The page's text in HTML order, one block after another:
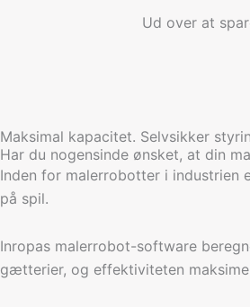
Ud over at
Maksimal kapacitet. Selvsikker
Har du nogensinde ønsket, at din
Inden for malerrobotter i industrien
på spil.
Inropas malerrobot-software
gætterier, og effektiviteten